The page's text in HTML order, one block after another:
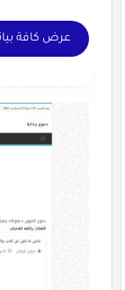
عرض كافة